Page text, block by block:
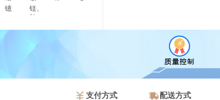
镱
铥、
钆、
支付方式 配送方式